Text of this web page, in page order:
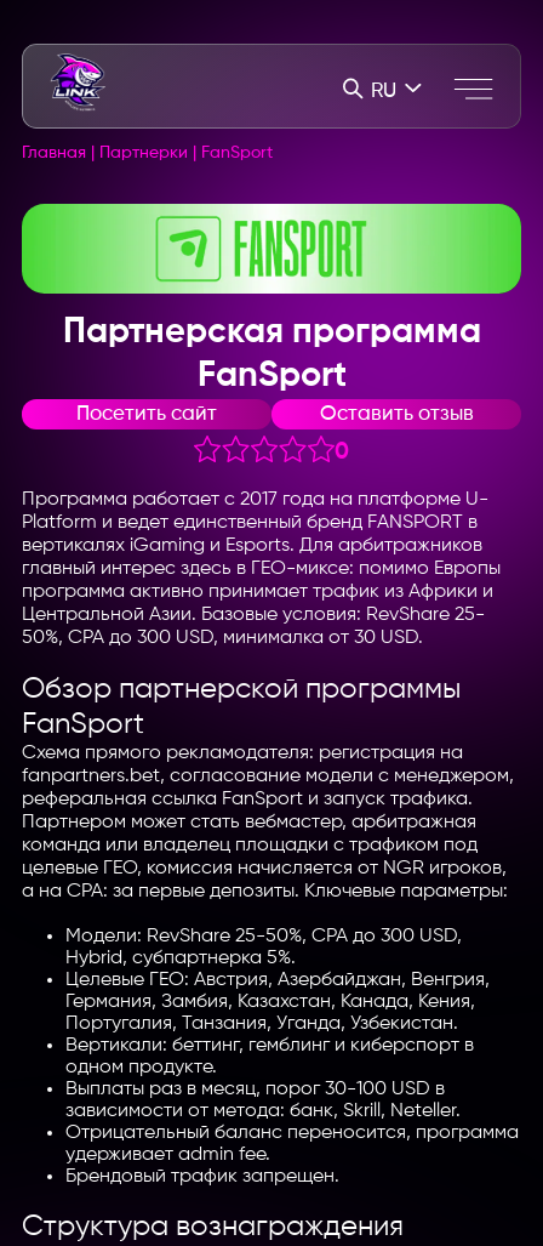
RU
Главная Партнерки FanSport
Партнерская программа
FanSport
Посетить сайт Оставить отзыв
0
Программа работает с 2017 года на платформе U-
Platform и ведет единственный бренд FANSPORT в
вертикалях iGaming и Esports. Для арбитражников
главный интерес здесь в ГЕО-миксе: помимо Европы
программа активно принимает трафик из Африки и
Центральной Азии. Базовые условия: RevShare 25-
50%, CPA до 300 USD, минималка от 30 USD.
Обзор партнерской программы
FanSport
Схема прямого рекламодателя: регистрация на
fanpartners.bet, согласование модели с менеджером,
реферальная ссылка FanSport и запуск трафика.
Партнером может стать вебмастер, арбитражная
команда или владелец площадки с трафиком под
целевые ГЕО, комиссия начисляется от NGR игроков,
а на CPA: за первые депозиты. Ключевые параметры:
Модели: RevShare 25-50%, CPA до 300 USD,
Hybrid, субпартнерка 5%.
Целевые ГЕО: Австрия, Азербайджан, Венгрия,
Германия, Замбия, Казахстан, Канада, Кения,
Португалия, Танзания, Уганда, Узбекистан.
Вертикали: беттинг, гемблинг и киберспорт в
одном продукте.
Выплаты раз в месяц, порог 30-100 USD в
зависимости от метода: банк, Skrill, Neteller.
Отрицательный баланс переносится, программа
удерживает admin fee.
Брендовый трафик запрещен.
Структура вознаграждения